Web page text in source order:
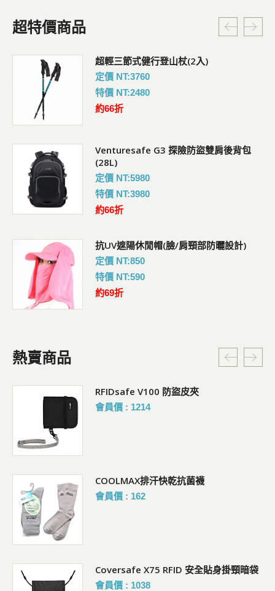
超特價商品
超輕三節式健行登山杖(2入)
定價 NT:3760
特價 NT:2480
約66折
Venturesafe G3 探險防盜雙肩後背包
(28L)
定價 NT:5980
特價 NT:3980
約66折
抗UV遮陽休閒帽(臉/肩頸部防曬設計)
定價 NT:850
特價 NT:590
約69折
熱賣商品
RFIDsafe V100 防盜皮夾
會員價 : 1214
COOLMAX排汗快乾抗菌襪
會員價 : 162
Coversafe X75 RFID 安全貼身掛頸暗袋
會員價 : 1038